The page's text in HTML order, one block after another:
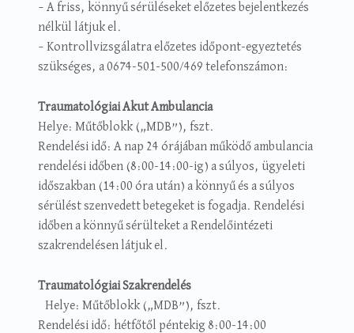
– A friss, könnyű sérüléseket előzetes bejelentkezés
nélkül látjuk el.
– Kontrollvizsgálatra előzetes időpont-egyeztetés
szükséges, a 0674-501-500/469 telefonszámon:
Traumatológiai Akut Ambulancia
Helye: Műtőblokk („MDB”), fszt.
Rendelési idő: A nap 24 órájában működő ambulancia
rendelési időben (8:00-14:00-ig) a súlyos, ügyeleti
időszakban (14:00 óra után) a könnyű és a súlyos
sérülést szenvedett betegeket is fogadja. Rendelési
időben a könnyű sérülteket a Rendelőintézeti
szakrendelésen látjuk el.
Traumatológiai Szakrendelés
Helye: Műtőblokk („MDB”), fszt.
Rendelési idő: hétfőtől péntekig 8:00-14:00